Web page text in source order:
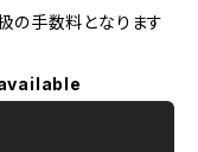
の手数料となります